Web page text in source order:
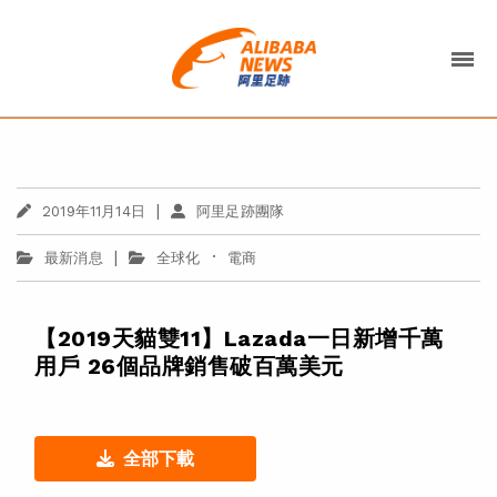
2019年11月14日 | 阿里足跡團隊
最新消息 | 全球化 · 電商
【2019天貓雙11】Lazada一日新增千萬
用戶 26個品牌銷售破百萬美元
全部下載